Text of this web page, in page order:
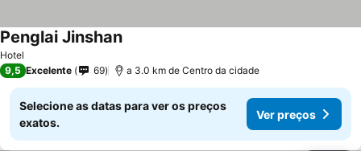
Hotel
Penglai Jinshan
9,5 Excelente 69 a 3.0 km de Centro da cidade
Selecione as datas para ver os preços
exatos.
Ver preços